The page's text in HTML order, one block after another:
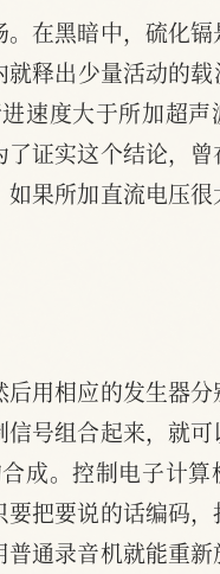
在黑暗中，硫化镉
就释出少量活动的
速度大于所加超声
证实这个结论，
果所加直流电压
用相应的发生器
号组合起来，就
成。控制电子计算
把要说的话编码
通录音机就能重